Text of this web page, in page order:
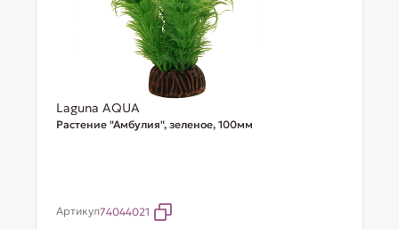
Laguna AQUA
Растение "Амбулия", зеленое, 100мм
Артикул74044021